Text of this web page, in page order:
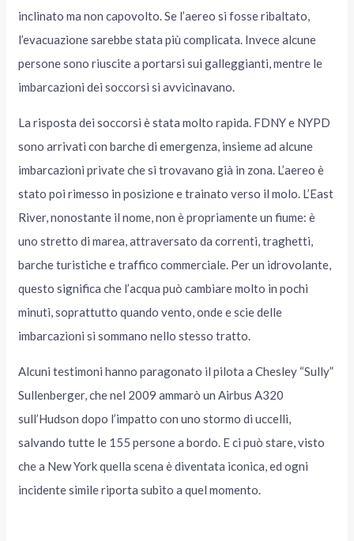
inclinato ma non capovolto. Se l’aereo si fosse ribaltato,
l’evacuazione sarebbe stata più complicata. Invece alcune
persone sono riuscite a portarsi sui galleggianti, mentre le
imbarcazioni dei soccorsi si avvicinavano.
La risposta dei soccorsi è stata molto rapida. FDNY e NYPD
sono arrivati con barche di emergenza, insieme ad alcune
imbarcazioni private che si trovavano già in zona. L’aereo è
stato poi rimesso in posizione e trainato verso il molo. L’East
River, nonostante il nome, non è propriamente un fiume: è
uno stretto di marea, attraversato da correnti, traghetti,
barche turistiche e traffico commerciale. Per un idrovolante,
questo significa che l’acqua può cambiare molto in pochi
minuti, soprattutto quando vento, onde e scie delle
imbarcazioni si sommano nello stesso tratto.
Alcuni testimoni hanno paragonato il pilota a Chesley “Sully”
Sullenberger, che nel 2009 ammarò un Airbus A320
sull’Hudson dopo l’impatto con uno stormo di uccelli,
salvando tutte le 155 persone a bordo. E ci può stare, visto
che a New York quella scena è diventata iconica, ed ogni
incidente simile riporta subito a quel momento.